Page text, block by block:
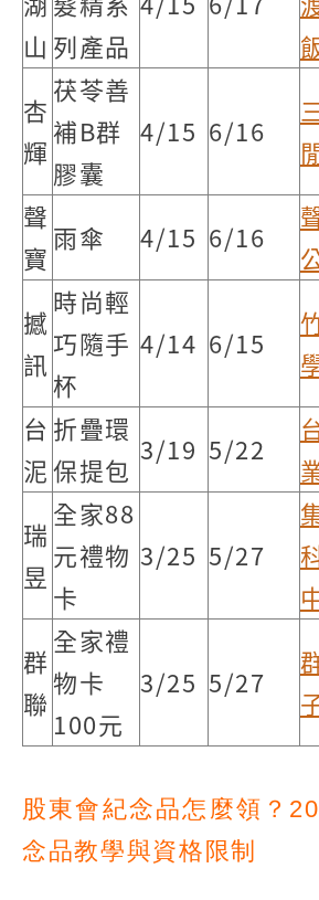
山 列產品
杏
輝
茯苓善
補B群
膠囊
4/15 6/16
聲
寶
雨傘 4/15 6/16
撼
訊
時尚輕
巧隨手
杯
4/14 6/15
台
泥
折疊環
保提包
3/19 5/22
瑞
昱
全家88
元禮物
卡
3/25 5/27
群
聯
全家禮
物卡
100元
3/25 5/27
股東會紀念品怎麼領？
念品教學與資格限制